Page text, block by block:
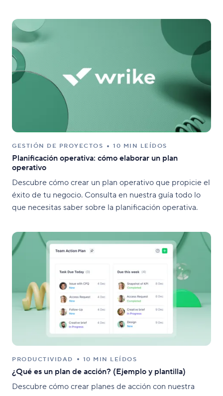
GESTIÓN DE PROYECTOS 10 MIN LEÍDOS
Planificación operativa: cómo elaborar un plan
operativo
Descubre cómo crear un plan operativo que propicie el
éxito de tu negocio. Consulta en nuestra guía todo lo
que necesitas saber sobre la planificación operativa.
PRODUCTIVIDAD 10 MIN LEÍDOS
¿Qué es un plan de acción? (Ejemplo y plantilla)
Descubre cómo crear planes de acción con nuestra